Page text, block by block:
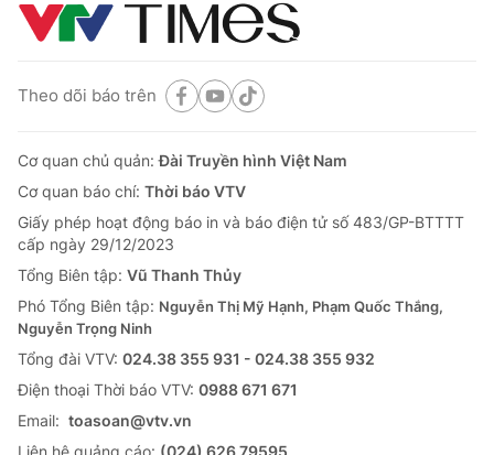
Theo dõi báo trên
Cơ quan chủ quản:Đài Truyền hình Việt Nam
Cơ quan báo chí: Thời báo VTV
Giấy phép hoạt động báo in và báo điện tử số 483/GP-BTTTT
cấp ngày 29/12/2023
Tổng Biên tập: Vũ Thanh Thủy
Phó Tổng Biên tập: Nguyễn Thị Mỹ Hạnh, Phạm Quốc Thắng,
Nguyễn Trọng Ninh
Tổng đài VTV: 024.38 355 931 - 024.38 355 932
Ðiện thoại Thời báo VTV: 0988 671 671
Email: toasoan@vtv.vn
Liên hệ quảng cáo: (024) 626 79595